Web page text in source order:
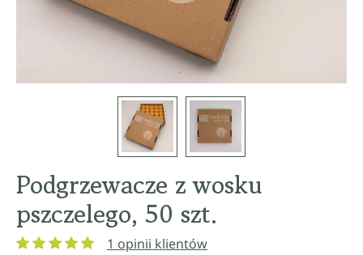
Podgrzewacze z wosku
pszczelego, 50 szt.
1 opinii klientów